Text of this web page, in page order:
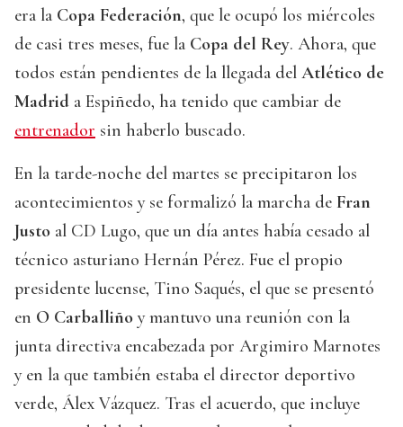
era la Copa Federación, que le ocupó los miércoles
de casi tres meses, fue la Copa del Rey. Ahora, que
todos están pendientes de la llegada del Atlético de
Madrid a Espiñedo, ha tenido que cambiar de
entrenador sin haberlo buscado.
En la tarde-noche del martes se precipitaron los
acontecimientos y se formalizó la marcha de Fran
Justo al CD Lugo, que un día antes había cesado al
técnico asturiano Hernán Pérez. Fue el propio
presidente lucense, Tino Saqués, el que se presentó
en O Carballiño y mantuvo una reunión con la
junta directiva encabezada por Argimiro Marnotes
y en la que también estaba el director deportivo
verde, Álex Vázquez. Tras el acuerdo, que incluye